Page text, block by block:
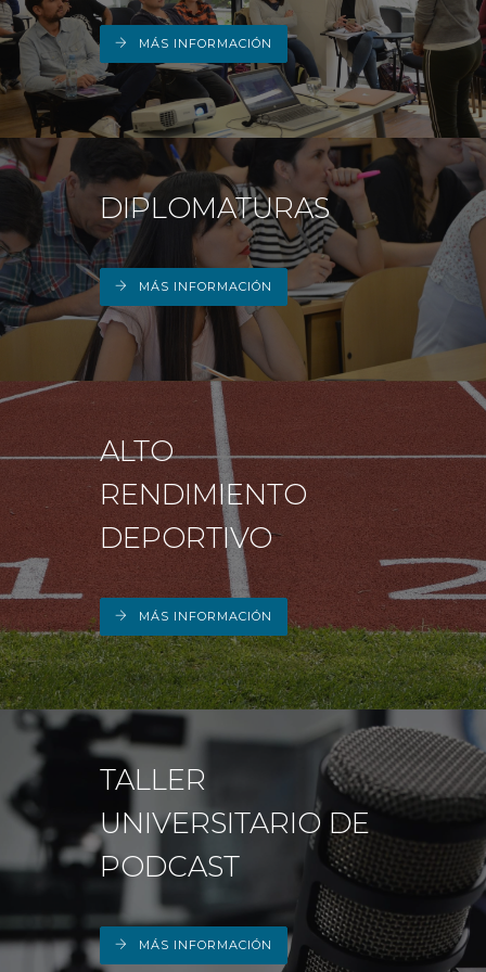
DEPARTAMENTO DE PERSONAL
RADIO CONURBANA
MÁS INFORMACIÓN
DIPLOMATURAS
MÁS INFORMACIÓN
ALTO
RENDIMIENTO
DEPORTIVO
MÁS INFORMACIÓN
TALLER
UNIVERSITARIO DE
PODCAST
MÁS INFORMACIÓN